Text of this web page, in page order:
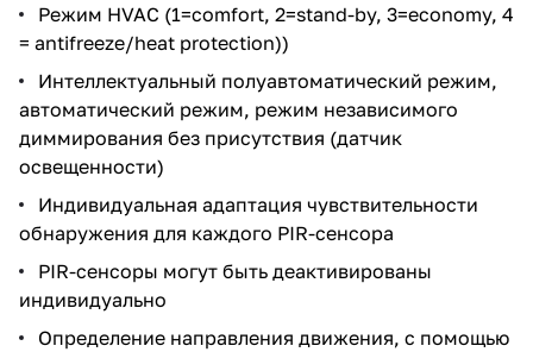
Режим HVAC (1=comfort, 2=stand-by, 3=economy, 4
= antifreeze/heat protection))
Интеллектуальный полуавтоматический режим,
автоматический режим, режим независимого
диммирования без присутствия (датчик
освещенности)
Индивидуальная адаптация чувствительности
обнаружения для каждого PIR-сенсора
PIR-сенсоры могут быть деактивированы
индивидуально
Определение направления движения, с помощью